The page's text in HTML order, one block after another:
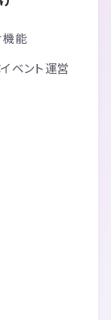
能
ベント運営